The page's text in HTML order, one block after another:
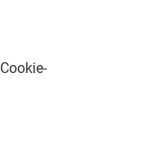
Cookie-